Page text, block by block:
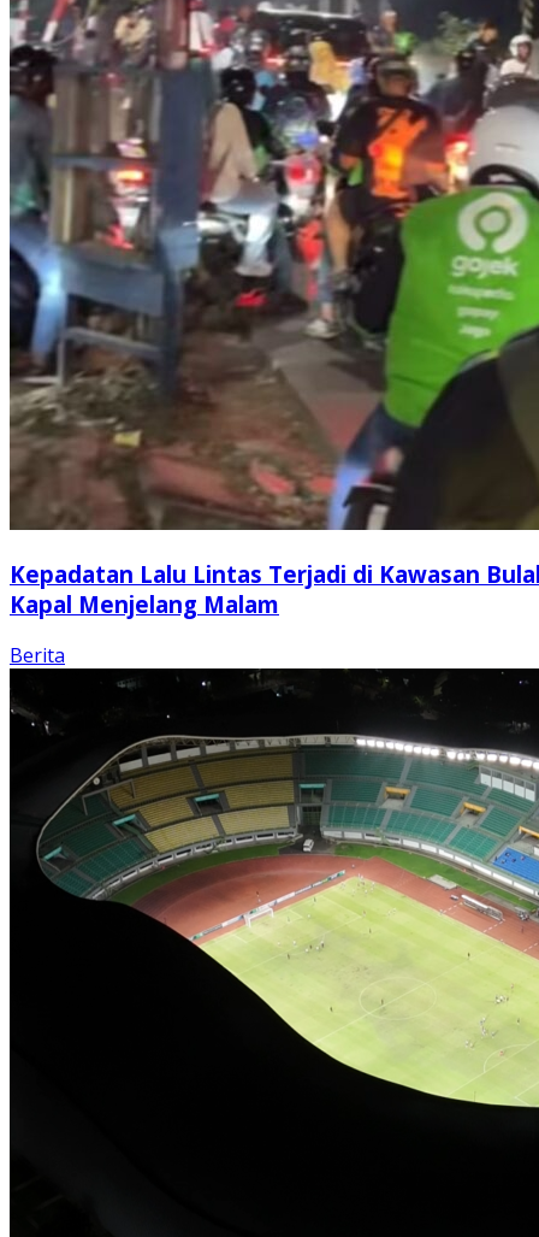
Kepadatan Lalu Lintas Terjadi di Kawasan
Kapal Menjelang Malam
Berita